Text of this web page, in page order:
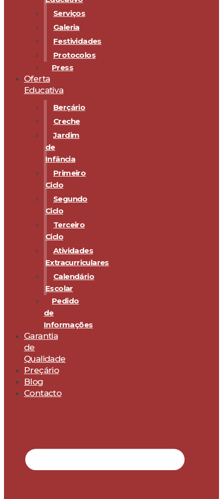
Serviços
Galeria
Festividades
Protocolos
Press
Oferta
Educativa
Berçário
Creche
Jardim
de
Infância
Primeiro
Ciclo
Segundo
Ciclo
Terceiro
Ciclo
Atividades
Extracurriculares
Calendário
Escolar
Pedido
de
Informações
Garantia
de
Qualidade
Preçário
Blog
Contacto